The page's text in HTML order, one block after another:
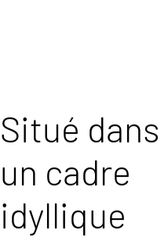
Situé dans
un cadre
idyllique